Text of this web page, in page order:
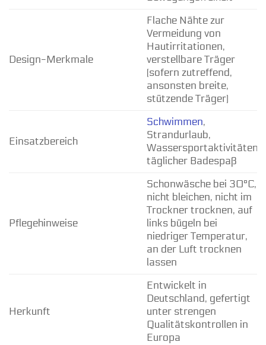
Design-Merkmale
Flache Nähte zur
Vermeidung von
Hautirritationen,
verstellbare Träger
(sofern zutreffend,
ansonsten breite,
stützende Träger)
Einsatzbereich
Schwimmen,
Strandurlaub,
Wassersportaktivitäten,
täglicher Badespaß
Pflegehinweise
Schonwäsche bei 30°C,
nicht bleichen, nicht im
Trockner trocknen, auf
links bügeln bei
niedriger Temperatur,
an der Luft trocknen
lassen
Herkunft
Entwickelt in
Deutschland, gefertigt
unter strengen
Qualitätskontrollen in
Europa